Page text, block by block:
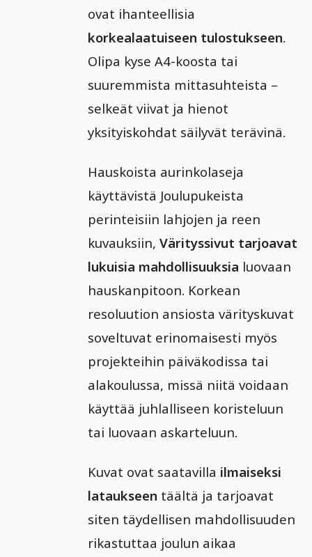
ovat ihanteellisia
korkealaatuiseen tulostukseen.
Olipa kyse A4-koosta tai
suuremmista mittasuhteista –
selkeät viivat ja hienot
yksityiskohdat säilyvät terävinä.
Hauskoista aurinkolaseja
käyttävistä Joulupukeista
perinteisiin lahjojen ja reen
kuvauksiin,Värityssivut tarjoavat
lukuisia mahdollisuuksia luovaan
hauskanpitoon. Korkean
resoluution ansiosta värityskuvat
soveltuvat erinomaisesti myös
projekteihin päiväkodissa tai
alakoulussa, missä niitä voidaan
käyttää juhlalliseen koristeluun
tai luovaan askarteluun.
Kuvat ovat saatavilla ilmaiseksi
lataukseen täältä ja tarjoavat
siten täydellisen mahdollisuuden
rikastuttaa joulun aikaa